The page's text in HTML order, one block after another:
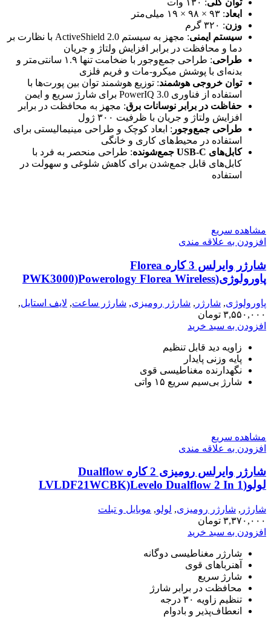
توان کلی: ۱۳۰ وات
ابعاد: ۹۳ × ۹۸ × ۱۹ میلی‌متر
وزن: ۳۲۰ گرم
سیستم ایمنی
: مجهز به سیستم ActiveShield 2.0 با نظارت بر
دما و محافظت در برابر افزایش ولتاژ و جریان
طراحی
: طراحی جمع‌وجور با ضخامت تنها ۱.۹ سانتی‌متر و
بدنه‌ای با پوشش میکرو-مات و فریم فلزی
توان خروجی هوشمند: توزیع هوشمند توان بین پورت‌ها با
استفاده از فناوری PowerIQ 3.0 برای شارژ سریع و ایمن
حفاظت در برابر نوسانات برق: مجهز به محافظت در برابر
افزایش ولتاژ و جریان با ظرفیت ۳۰۰ ژول
طراحی جمع‌وجور : ابعاد کوچک و طراحی مینیمالیستی برای
استفاده در محیط‌های کاری و خانگی
کابل‌های USB-C جمع‌شونده
: طراحی منحصر به فرد با
کابل‌های قابل جمع‌شدن برای کاهش شلوغی و سهولت در
استفاده
مشاهده سریع
افزودن به علاقه مندی
شارژر وایرلس 3 کاره Florea
پاورولوژی(PWK3000)Powerology Florea Wireless
پاورولوژی, شارژر , شارژر رومیزی, شارژر ساعت, لایف استایل,
موبایل و تبلت
۳,۵۵۰,۰۰۰ تومان
افزودن به سبد خرید
زاویه دید قابل تنظیم
پایه وزنی پایدار
نگهدارنده مغناطیسی قوی
شارژ بی‌سیم سریع ۱۵ واتی
مشاهده سریع
افزودن به علاقه مندی
شارژر وایرلس رومیزی 2 کاره Dualflow
لولو(LVLDF21WCBK)Levelo Dualflow 2 In 1
شارژر , شارژر رومیزی, لولو, موبایل و تبلت
۳,۳۷۰,۰۰۰ تومان
افزودن به سبد خرید
شارژر مغناطیسی دوگانه
آهنرباهای قوی
شارژ سریع
محافظت در برابر شارژ
تنظیم زاویه ۳۰ درجه
انعطاف‌پذیر و بادوام